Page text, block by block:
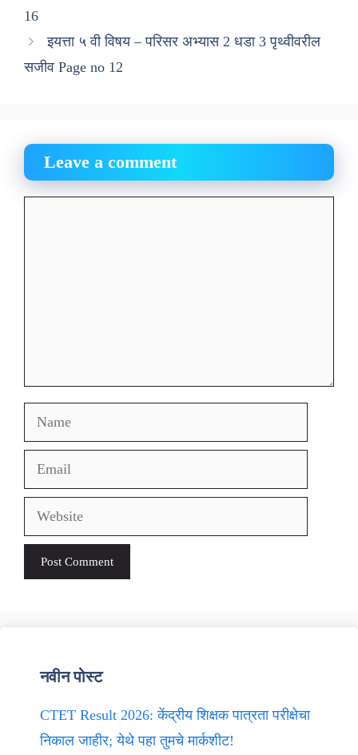
16
इयत्ता ५ वी विषय – परिसर अभ्यास 2 धडा 3 पृथ्वीवरील
सजीव Page no 12
Leave a comment
Name
Email
Website
नवीन पोस्ट
CTET Result 2026: केंद्रीय शिक्षक पात्रता परीक्षेचा
निकाल जाहीर; येथे पहा तुमचे मार्कशीट!